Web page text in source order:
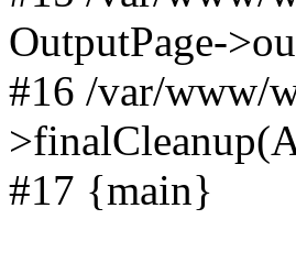
OutputPage-
#16 /var/www/
#17 {main}